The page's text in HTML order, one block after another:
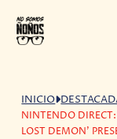
INICIO
NINTENDO
LOST DEMON'